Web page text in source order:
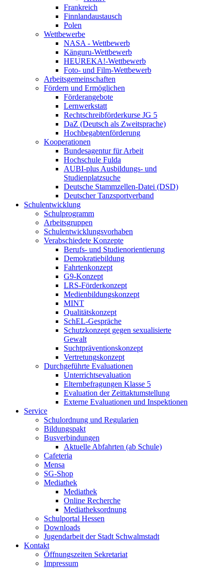
Frankreich
Finnlandaustausch
Polen
Wettbewerbe
NASA - Wettbewerb
Känguru-Wettbewerb
HEUREKA!-Wettbewerb
Foto- und Film-Wettbewerb
Arbeitsgemeinschaften
Fördern und Ermöglichen
Förderangebote
Lernwerkstatt
Rechtschreibförderkurse JG 5
DaZ (Deutsch als Zweitsprache)
Hochbegabtenförderung
Kooperationen
Bundesagentur für Arbeit
Hochschule Fulda
AUBI-plus Ausbildungs- und
Studienplatzsuche
Deutsche Stammzellen-Datei (DSD)
Deutscher Tanzsportverband
Schulentwicklung
Schulprogramm
Arbeitsgruppen
Schulentwicklungsvorhaben
Verabschiedete Konzepte
Berufs- und Studienorientierung
Demokratiebildung
Fahrtenkonzept
G9-Konzept
LRS-Förderkonzept
Medienbildungskonzept
MINT
Qualitätskonzept
SchEL-Gespräche
Schutzkonzept gegen sexualisierte
Gewalt
Suchtpräventionskonzept
Vertretungskonzept
Durchgeführte Evaluationen
Unterrichtsevaluation
Elternbefragungen Klasse 5
Evaluation der Zeittaktumstellung
Externe Evaluationen und Inspektionen
Service
Schulordnung und Regularien
Bildungspakt
Busverbindungen
Aktuelle Abfahrten (ab Schule)
Cafeteria
Mensa
SG-Shop
Mediathek
Mediathek
Online Recherche
Mediatheksordnung
Schulportal Hessen
Downloads
Jugendarbeit der Stadt Schwalmstadt
Kontakt
Öffnungszeiten Sekretariat
Impressum